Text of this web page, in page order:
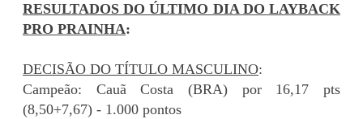
RESULTADOS DO ÚLTIMO DIA DO LAYBACK
PRO PRAINHA:
DECISÃO DO TÍTULO MASCULINO:
Campeão: Cauã Costa (BRA) por 16,17 pts
(8,50+7,67) - 1.000 pontos